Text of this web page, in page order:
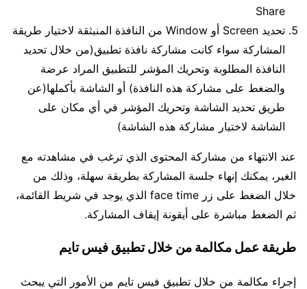
Share
تحديد Screen أو Window من النافذة المنبثقة لاختيار طريقة
المشاركة سواء كانت مشاركة نافذة تطبيق(من خلال تحديد
النافذة المطلوبة وتحريك المؤشر للتطبيق المراد عرضة
والضغط على مشاركة هذه النافذة) أو الشاشة بأكملها(عن
طريق تحديد الشاشة وتحريك المؤشر في أي مكان على
الشاشة لاختيار مشاركة هذه الشاشة)
عند الانتهاء من مشاركة المحتوى الذي ترغب في مشاهدته مع
الغير، يمكنك إنهاء جلسة المشاركة بطريقة سهلة، وذلك من
خلال الضغط على زر face time الذي يوجد في شريط القائمة،
ثم الضغط مباشرة على أيقونة إيقاف المشاركة.
طريقة عمل مكالمة من خلال تطبيق فيس تايم
إجراء مكالمة من خلال تطبيق فيس تايم من الأمور التي يبحث